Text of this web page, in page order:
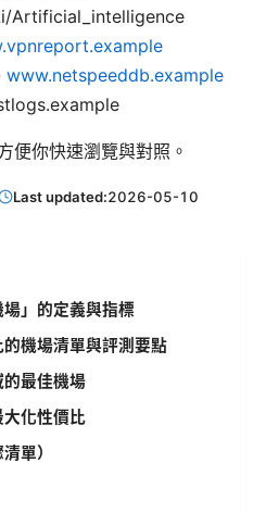
Artificial_intelligence
www.netspeeddb.example
便你快速瀏覽與對照。
Last updated:2026-05-10
」的定義與指標
機場清單與評測要點
最佳機場
化性價比
單）